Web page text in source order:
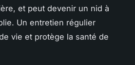
et peut devenir un nid à
Un entretien régulier
vie et protège la santé de